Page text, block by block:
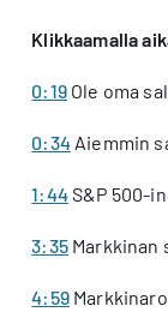
Klikkaamalla
0:19Ole oma
0:34Aiemmin
1:44S&P 500-
3:35Markkinan
4:59